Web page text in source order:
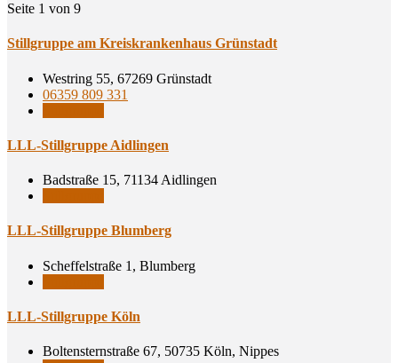
Seite 1 von 9
Still­grup­pe am Kreis­kran­ken­haus Grünstadt
Westring 55, 67269 Grünstadt
06359 809 331
LLL-Still­grup­pe Aidlingen
Badstraße 15, 71134 Aidlingen
LLL-Still­grup­pe Blumberg
Scheffelstraße 1, Blumberg
LLL-Still­grup­pe Köln
Boltensternstraße 67, 50735 Köln, Nippes